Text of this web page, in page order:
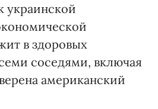
украинской
в здоровых
соседями, включая
американский